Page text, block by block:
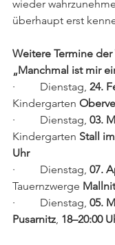
wieder
überhaupt erst
Weitere Termine
„Manchmal ist mir
·         Dienstag, 24.
Kindergarten
·         Dienstag, 03.
Kindergarten Stall
Uhr
·         Dienstag, 07.
Tauernzwerge
·         Dienstag, 05.
Pusarnitz, 18–20:00